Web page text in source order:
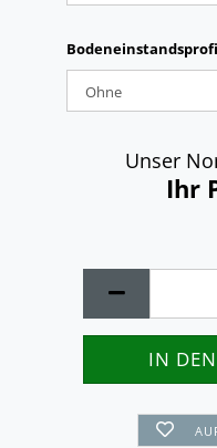
Unser
Ihr